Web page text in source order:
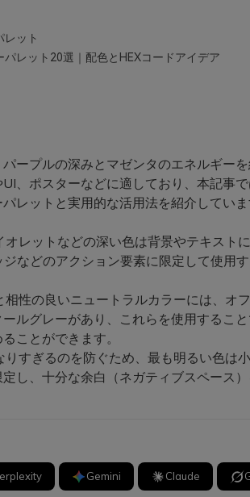
レット
レット20選｜配色とHEXコードアイデア
ープルの深みとマゼンタのエネルギー
、ポスターなどに適しており、本記事
レットと実用的な活用法を紹介していま
レットなどの深い色は背景やテキスト
などのアクション要素に限定して使用
性の良いニュートラルカラーには、オ
ルグレーがあり、これらを使用するこ
ことができます。
すぎるのを防ぐため、最も明るい色は
し、十分な余白（ネガティブスペース
Gemini Claude